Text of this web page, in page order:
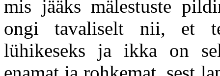
mis jääks mälestuste
ongi tavaliselt nii, et
lühikeseks ja ikka on